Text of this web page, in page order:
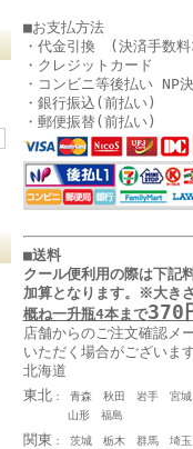
■お支払方法
・代金引換 (決済手数
・クレジットカード
・コンビニ等後払い
・銀行振込(前払い)
・郵便振替(前払い)
■送料
クール便利用の際は下記
加算となります。
※大き
概ね一升瓶4本まで370
店舗からのご注文確認メ
いただく場合がございます
北海道
東北： 青森 秋田 岩手 宮
山形 福島
関東 ： 茨城 栃木 群馬 埼